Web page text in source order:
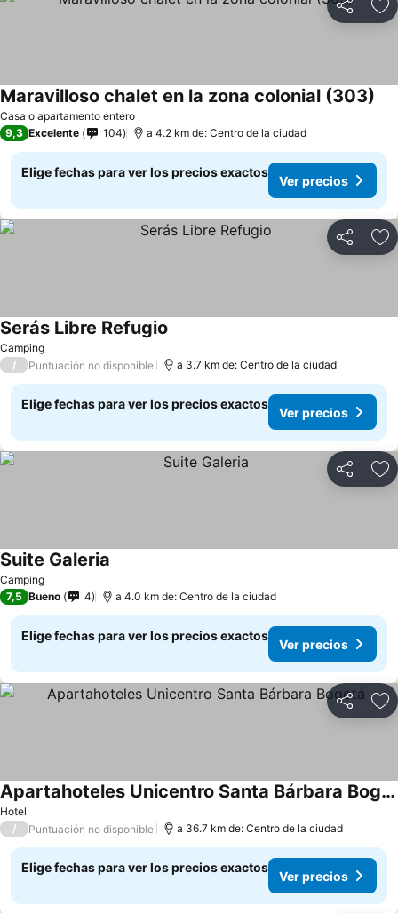
Compartir
Casa o apartamento entero
Maravilloso chalet en la zona colonial (303)
9,3 Excelente 104 a 4.2 km de: Centro de la ciudad
Elige fechas para ver los precios exactos
Ver precios
Compartir
Camping
Serás Libre Refugio
/ Puntuación no disponible a 3.7 km de: Centro de la ciudad
Elige fechas para ver los precios exactos
Ver precios
Compartir
Camping
Suite Galeria
7,5 Bueno 4 a 4.0 km de: Centro de la ciudad
Elige fechas para ver los precios exactos
Ver precios
Compartir
Hotel
Apartahoteles Unicentro Santa Bárbara Bogotá
Ver precios
/ Puntuación no disponible a 36.7 km de: Centro de la ciudad
Elige fechas para ver los precios exactos
Ver precios